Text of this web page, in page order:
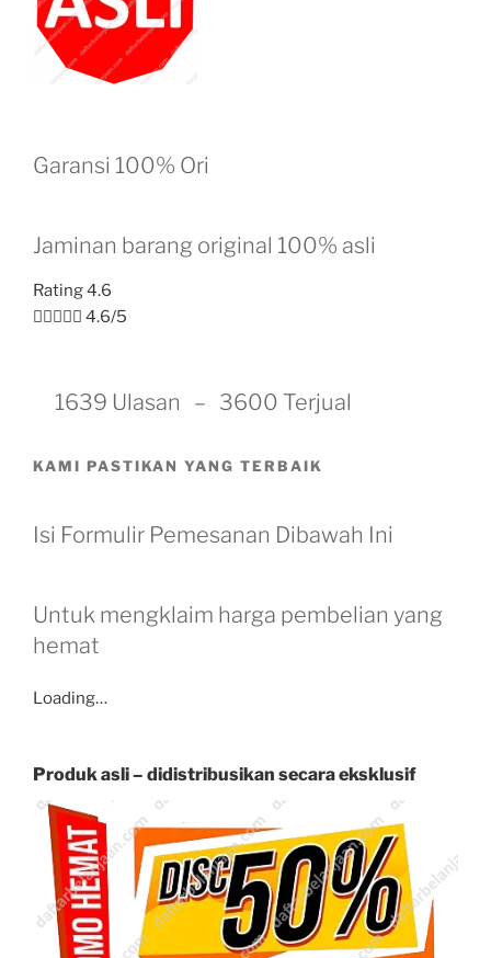
Garansi 100% Ori
Jaminan barang original 100% asli
Rating 4.6
 4.6/5
1639 Ulasan – 3600 Terjual
KAMI PASTIKAN YANG TERBAIK
Isi Formulir Pemesanan Dibawah Ini
Untuk mengklaim harga pembelian yang
hemat
Loading…
Produk asli – didistribusikan secara eksklusif